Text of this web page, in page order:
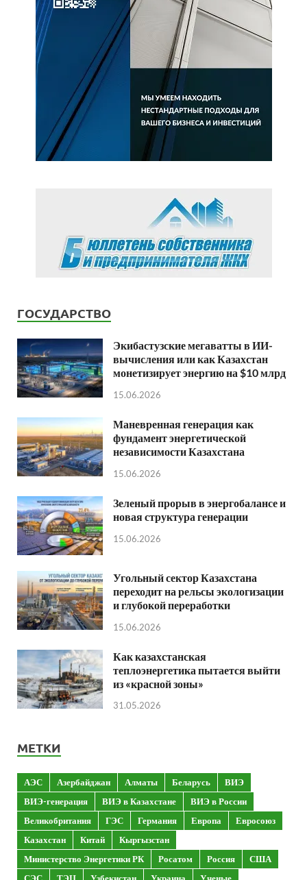
ГОСУДАРСТВО
Экибастузские мегаватты в ИИ-
вычисления или как Казахстан
монетизирует энергию на $10 млрд
15.06.2026
Маневренная генерация как
фундамент энергетической
независимости Казахстана
15.06.2026
Зеленый прорыв в энергобалансе и
новая структура генерации
15.06.2026
Угольный сектор Казахстана
переходит на рельсы экологизации
и глубокой переработки
15.06.2026
Как казахстанская
теплоэнергетика пытается выйти
из «красной зоны»
31.05.2026
МЕТКИ
АЭС Азербайджан Алматы Беларусь
ВИЭ
ВИЭ-генерация
ВИЭ в Казахстане
ВИЭ в России
Великобритания
ГЭС Германия Европа
Евросоюз
Казахстан
Китай
Кыргызстан
Министерство Энергетики РК
Росатом Россия
США